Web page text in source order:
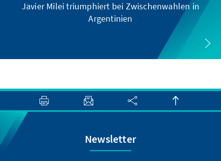
Javier Milei triumphiert bei Zwischenwahlen in
Argentinien
Newsletter